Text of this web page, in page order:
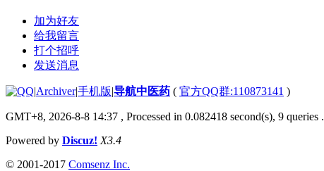
加为好友
给我留言
打个招呼
发送消息
|Archiver|手机版|导航中医药 ( 官方QQ群:110873141 )
GMT+8, 2026-8-8 14:37 , Processed in 0.082418 second(s), 9 queries .
Powered by Discuz! X3.4
© 2001-2017 Comsenz Inc.